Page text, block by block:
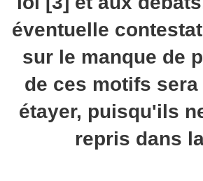
éventuelle
sur le manque de
de ces motifs
étayer, puisqu'ils
repris dans